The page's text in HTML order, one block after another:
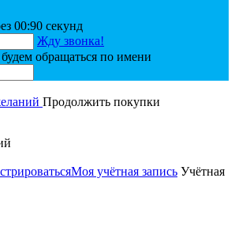
00:90 секунд
Жду звонка!
обращаться по имени
Продолжить покупки
Моя учётная запись Учётная